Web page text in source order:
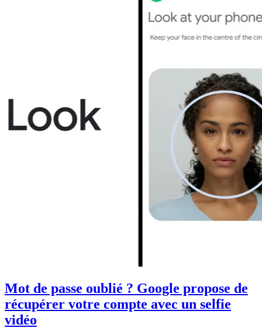
Mot de passe oublié ? Google propose de
récupérer votre compte avec un selfie
vidéo